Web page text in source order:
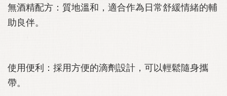
無酒精配方：質地溫和，適合作為日常舒緩情緒的輔
助良伴。
使用便利：採用方便的滴劑設計，可以輕鬆隨身攜
帶。